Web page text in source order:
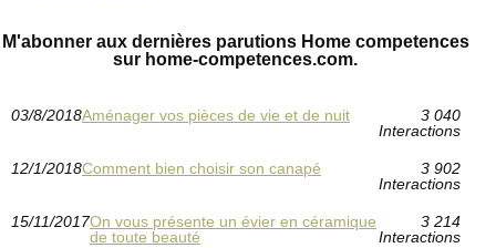
M'abonner aux dernières parutions Home competences
sur home-competences.com.
03/8/2018Aménager vos pièces de vie et de nuit
3 040
Interactions
12/1/2018Comment bien choisir son canapé
3 902
Interactions
15/11/2017On vous présente un évier en céramique
de toute beauté
3 214
Interactions